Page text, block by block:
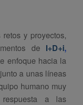
y proyectos,
de I+D+i,
enfoque hacia la
a unas líneas
humano muy
a las